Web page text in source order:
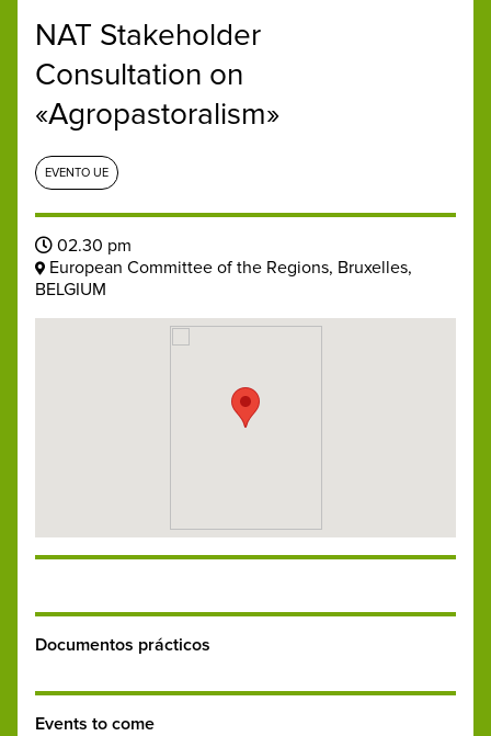
NAT Stakeholder
Consultation on
«Agropastoralism»
EVENTO UE
02.30 pm
European Committee of the Regions, Bruxelles,
BELGIUM
Documentos prácticos
Events to come